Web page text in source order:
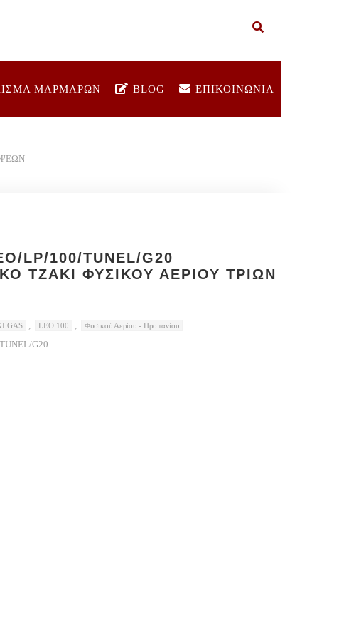
ΜΑΡΜΑΡΩΝ BLOG ΕΠΙΚΟΙΝΩΝΙΑ
LP/100/TUNEL/G20
ΤΖΑΚΙ ΦΥΣΙΚΟΥ ΑΕΡΙΟΥ ΤΡΙΩΝ
GAS , LEO 100 , Φυσικού Αερίου - Προπανίου
G20